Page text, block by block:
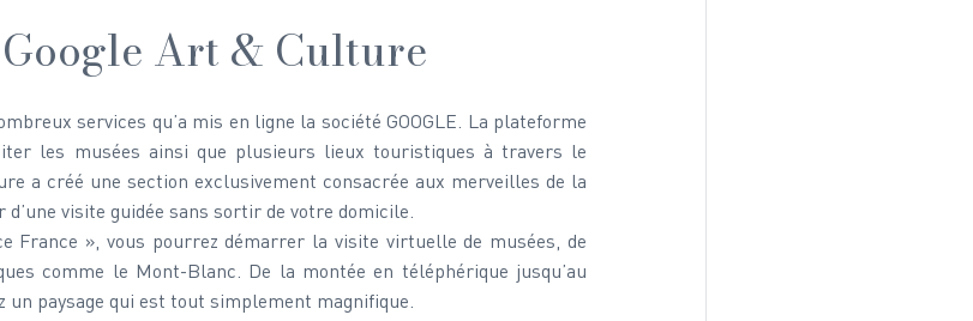
Art & Culture
services qu’a mis en ligne la société GOOGLE. La plateforme
les musées ainsi que plusieurs lieux touristiques à travers le
a créé une section exclusivement consacrée aux merveilles de la
visite guidée sans sortir de votre domicile.
France », vous pourrez démarrer la visite virtuelle de musées, de
comme le Mont-Blanc. De la montée en téléphérique jusqu’au
un paysage qui est tout simplement magnifique.